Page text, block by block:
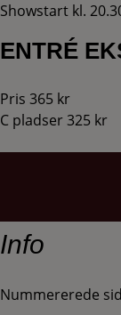
Showstart kl.
ENTRÉ
Pris 365 kr
C pladser 325 kr
Info
Nummererede